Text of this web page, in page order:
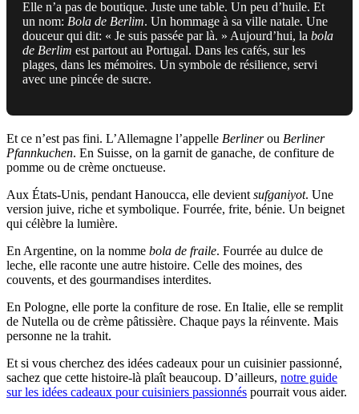
Elle n’a pas de boutique. Juste une table. Un peu d’huile. Et
un nom: Bola de Berlim. Un hommage à sa ville natale. Une
douceur qui dit: « Je suis passée par là. » Aujourd’hui, la bola
de Berlim est partout au Portugal. Dans les cafés, sur les
plages, dans les mémoires. Un symbole de résilience, servi
avec une pincée de sucre.
Et ce n’est pas fini. L’Allemagne l’appelle Berlinerou Berliner
Pfannkuchen. En Suisse, on la garnit de ganache, de confiture de
pomme ou de crème onctueuse.
Aux États-Unis, pendant Hanoucca, elle devient sufganiyot. Une
version juive, riche et symbolique. Fourrée, frite, bénie. Un beignet
qui célèbre la lumière.
En Argentine, on la nomme bola de fraile. Fourrée au dulce de
leche, elle raconte une autre histoire. Celle des moines, des
couvents, et des gourmandises interdites.
En Pologne, elle porte la confiture de rose. En Italie, elle se remplit
de Nutella ou de crème pâtissière. Chaque pays la réinvente. Mais
personne ne la trahit.
Et si vous cherchez des idées cadeaux pour un cuisinier passionné,
sachez que cette histoire-là plaît beaucoup. D’ailleurs, notre guide
sur les idées cadeaux pour cuisiniers passionnés pourrait vous aider.